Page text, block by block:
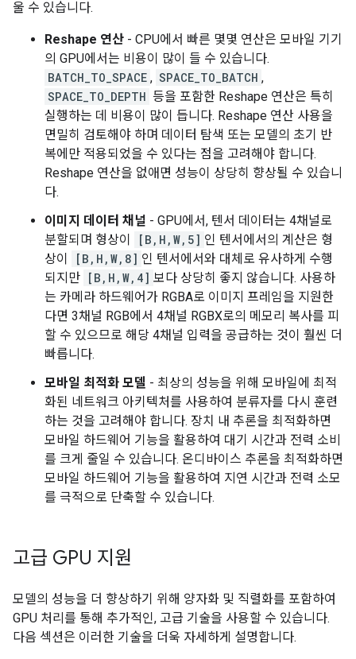
울 수 있습니다.
Reshape 연산 - CPU에서 빠른 몇몇 연산은 모바일 기기
의 GPU에서는 비용이 많이 들 수 있습니다.
BATCH_TO_SPACE , SPACE_TO_BATCH ,
SPACE_TO_DEPTH 등을 포함한 Reshape 연산은 특히
실행하는 데 비용이 많이 듭니다. Reshape 연산 사용을
면밀히 검토해야 하며 데이터 탐색 또는 모델의 초기 반
복에만 적용되었을 수 있다는 점을 고려해야 합니다.
Reshape 연산을 없애면 성능이 상당히 향상될 수 있습니
다.
이미지 데이터 채널 - GPU에서, 텐서 데이터는 4채널로
분할되며 형상이
[B,H,W,5] 인 텐서에서의 계산은 형
상이
[B,H,W,8] 인 텐서에서와 대체로 유사하게 수행
되지만 [B,H,W,4] 보다 상당히 좋지 않습니다. 사용하
는 카메라 하드웨어가 RGBA로 이미지 프레임을 지원한
다면 3채널 RGB에서 4채널 RGBX로의 메모리 복사를 피
할 수 있으므로 해당 4채널 입력을 공급하는 것이 훨씬 더
빠릅니다.
모바일 최적화 모델 - 최상의 성능을 위해 모바일에 최적
화된 네트워크 아키텍처를 사용하여 분류자를 다시 훈련
하는 것을 고려해야 합니다. 장치 내 추론을 최적화하면
모바일 하드웨어 기능을 활용하여 대기 시간과 전력 소비
를 크게 줄일 수 있습니다. 온디바이스 추론을 최적화하면
모바일 하드웨어 기능을 활용하여 지연 시간과 전력 소모
를 극적으로 단축할 수 있습니다.
고급 GPU 지원
모델의 성능을 더 향상하기 위해 양자화 및 직렬화를 포함하여
GPU 처리를 통해 추가적인, 고급 기술을 사용할 수 있습니다.
다음 섹션은 이러한 기술을 더욱 자세하게 설명합니다.